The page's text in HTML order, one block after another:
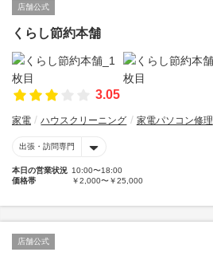
店舗公式
くらし節約本舗
3.05
家電 ハウスクリーニング 家電パソコン修理
出張・訪問専門
本日の営業状況 10:00〜18:00
価格帯
￥2,000〜￥25,000
店舗公式